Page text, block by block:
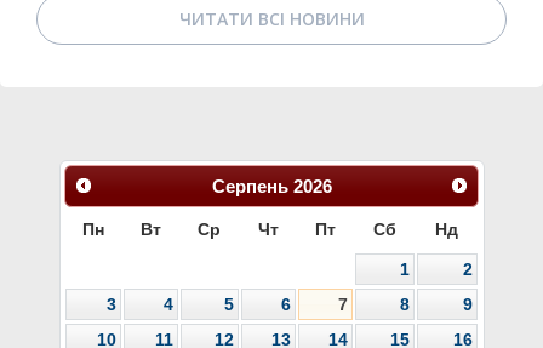
ЧИТАТИ ВСІ НОВИНИ
Серпень 2026
Пн Вт Ср Чт Пт Сб Нд
1
2
3
4 5 6 7 8
9
10
11 12 13 14 15
16